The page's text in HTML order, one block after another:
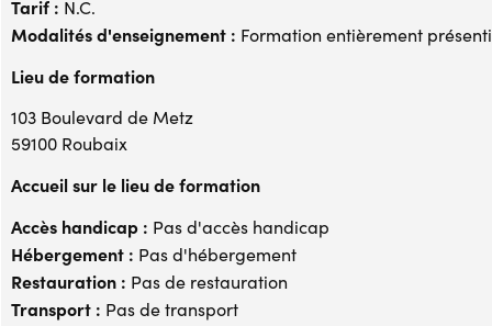
Tarif : N.C.
Modalités d'enseignement : Formation entièrement
Lieu de formation
103 Boulevard de Metz
59100 Roubaix
Accueil sur le lieu de formation
Accès handicap : Pas d'accès handicap
Hébergement : Pas d'hébergement
Restauration : Pas de restauration
Transport : Pas de transport